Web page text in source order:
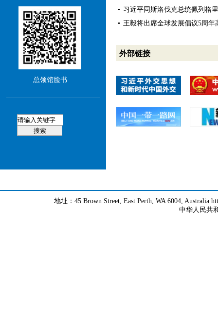
总领馆脸书
习近平同斯洛伐克总统佩列格
王毅将出席全球发展倡议5周年
外部链接
地址：45 Brown Street, East Perth, WA 6004, Australia
中华人民共